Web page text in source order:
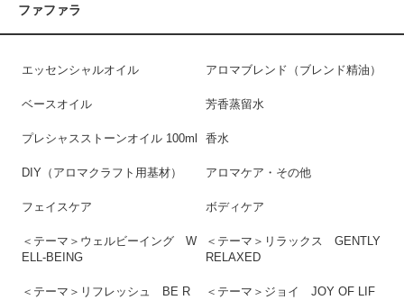
ファファラ
エッセンシャルオイル アロマブレンド（ブレンド精油）
ベースオイル 芳香蒸留水
プレシャスストーンオイル 100ml 香水
DIY（アロマクラフト用基材） アロマケア・その他
フェイスケア ボディケア
＜テーマ＞ウェルビーイング W
ELL-BEING
＜テーマ＞リラックス GENTLY
RELAXED
＜テーマ＞リフレッシュ BE R
＜テーマ＞ジョイ JOY OF LIF